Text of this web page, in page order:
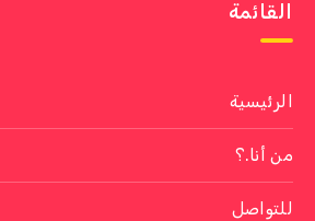
القائمة
الرئيسية
من أنا.؟
للتواصل